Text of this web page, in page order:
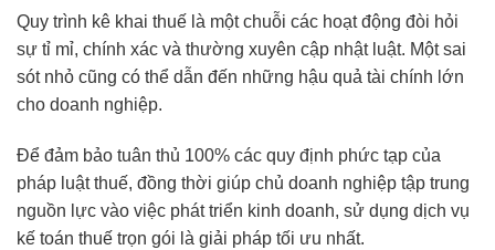
Quy trình kê khai thuế là một chuỗi các hoạt động đòi hỏi
sự tỉ mỉ, chính xác và thường xuyên cập nhật luật. Một sai
sót nhỏ cũng có thể dẫn đến những hậu quả tài chính lớn
cho doanh nghiệp.
Để đảm bảo tuân thủ 100% các quy định phức tạp của
pháp luật thuế, đồng thời giúp chủ doanh nghiệp tập trung
nguồn lực vào việc phát triển kinh doanh, sử dụng dịch vụ
kế toán thuế trọn gói là giải pháp tối ưu nhất.